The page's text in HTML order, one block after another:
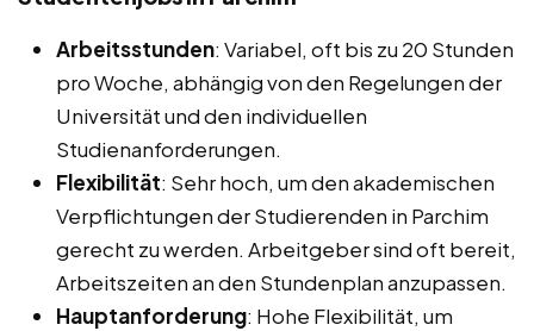
Arbeitsstunden: Variabel, oft bis zu 20 Stunden
pro Woche, abhängig von den Regelungen der
Universität und den individuellen
Studienanforderungen.
Flexibilität: Sehr hoch, um den akademischen
Verpflichtungen der Studierenden in Parchim
gerecht zu werden. Arbeitgeber sind oft bereit,
Arbeitszeiten an den Stundenplan anzupassen.
Hauptanforderung: Hohe Flexibilität, um